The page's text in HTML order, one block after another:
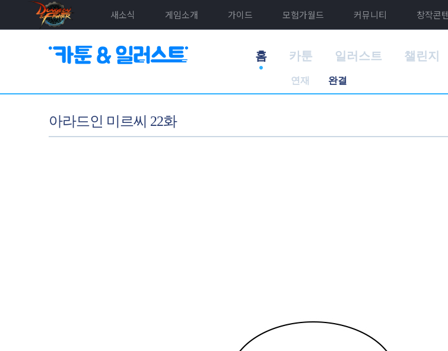
새소식 게임소개 가이드 모험가월드 커뮤니티 창작콘
홈 카툰
연재 완결
일러스트 챌린지
아라드인 미르씨 22화